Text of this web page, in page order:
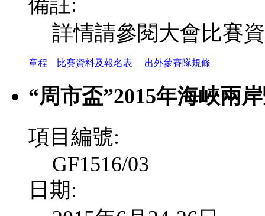
備註:
詳情請參閱大會比賽
章程 比賽資料及報名表 出外參賽隊規條
“周市盃”2015年海峽兩
項目編號:
GF1516/03
日期: